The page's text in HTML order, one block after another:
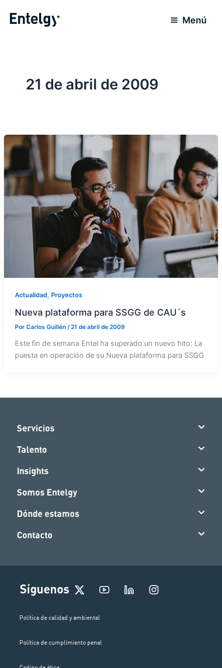
Menú
21 de abril de 2009
Actualidad, Proyectos
Nueva plataforma para SSGG de CAU´s
Por Carlos Guillén /21 de abril de 2009
Este fin de semana Entel ha superado un nuevo hito: La
puesta en operación de su Nueva plataforma para SSGG
Servicios
Talento
Insights
Somos Entelgy
Dónde estamos
Contacto
Síguenos
I
n
Política de calidad y ambiental
Política de cumplimiento penal